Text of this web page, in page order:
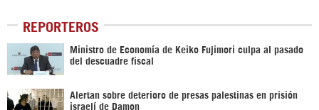
REPORTEROS
Ministro de Economía de Keiko Fujimori culpa al pasado
del descuadre fiscal
Alertan sobre deterioro de presas palestinas en prisión
israelí de Damon